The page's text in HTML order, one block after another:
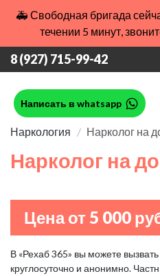
🚑 Свободная бригада
течении 5 минут,
8 (927) 715-99-42
Написать в whatsapp
Наркология Нарколог на
Нарколог на
Цена от 5 000
В «Рехаб 365» вы можете
круглосуточно и анонимно.